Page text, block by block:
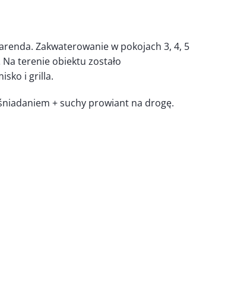
Zakwaterowanie w pokojach 3, 4, 5
terenie obiektu zostało
i grilla.
+ suchy prowiant na drogę.